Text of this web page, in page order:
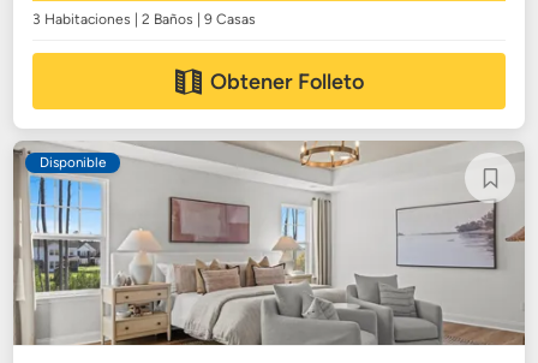
3 Habitaciones | 2 Baños | 9 Casas
Obtener Folleto
Disponible